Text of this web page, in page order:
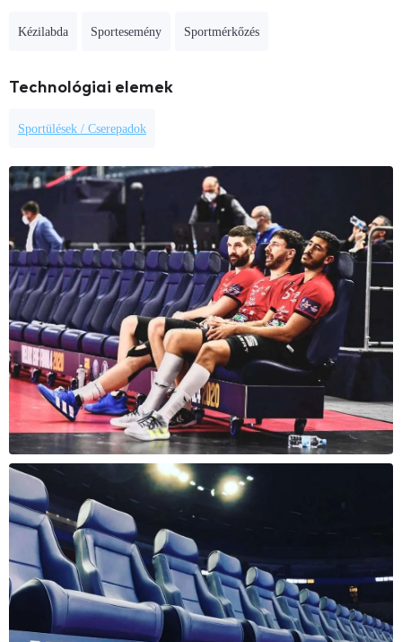
Kézilabda Sportesemény Sportmérkőzés
Technológiai elemek
Sportülések / Cserepadok